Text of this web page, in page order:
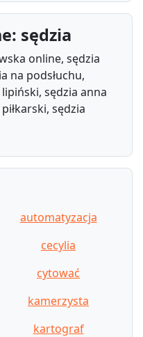
sędzia
online, sędzia
na podsłuchu,
sędzia anna
sędzia
automatyzacja
cecylia
cytować
kamerzysta
kartograf